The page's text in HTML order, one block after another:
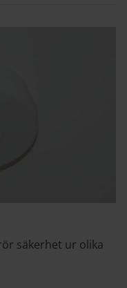
säkerhet ur olika